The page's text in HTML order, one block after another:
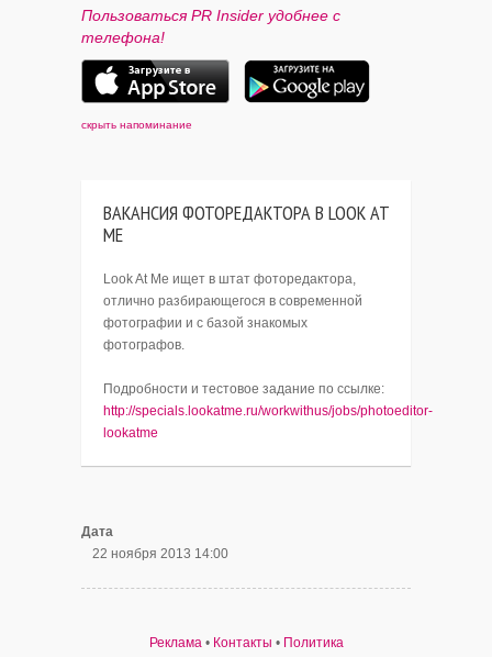
ПАРТНЕРАМ
КОНТАКТЫ
Пользоваться PR Insider удобнее с
телефона!
скрыть напоминание
ВАКАНСИЯ ФОТОРЕДАКТОРА В LOOK AT
ME
Look At Me ищет в штат фоторедактора,
отлично разбирающегося в современной
фотографии и с базой знакомых
фотографов.
Подробности и тестовое задание по ссылке:
http://specials.lookatme.ru/workwithus/jobs/photoeditor-
lookatme
Дата
22 ноября 2013 14:00
Реклама• Контакты • Политика